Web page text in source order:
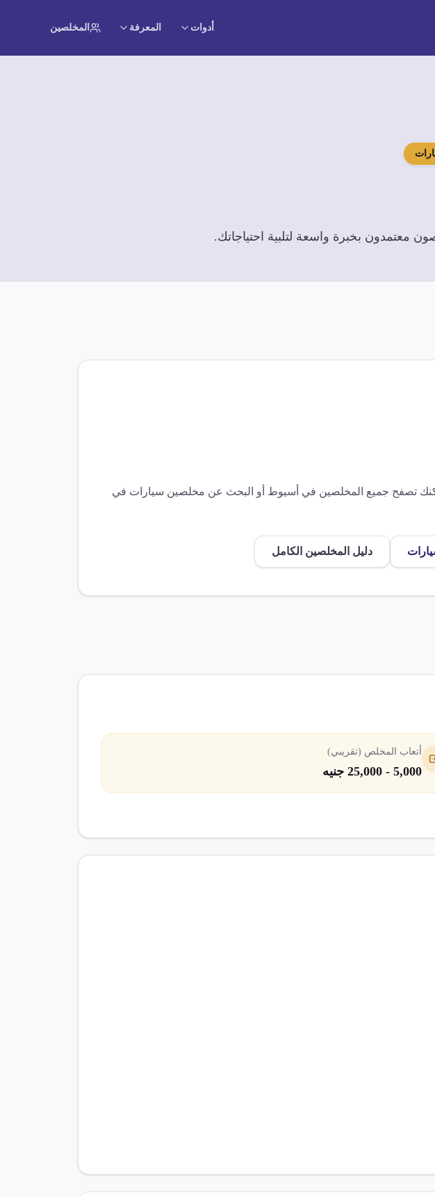
أدوات المعرفة المخلصين
معتمدون بخبرة واسعة لتلبية احتياجاتك.
تصفح جميع المخلصين في أسيوط أو البحث عن مخلصين سيارات في
دليل المخلصين الكامل
أتعاب المخلص (تقريبي)
5,000 - 25,000 جنيه